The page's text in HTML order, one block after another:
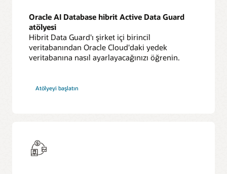
Oracle AI Database hibrit Active Data Guard
atölyesi
Hibrit Data Guard'ı şirket içi birincil
veritabanından Oracle Cloud'daki yedek
veritabanına nasıl ayarlayacağınızı öğrenin.
Atölyeyi başlatın